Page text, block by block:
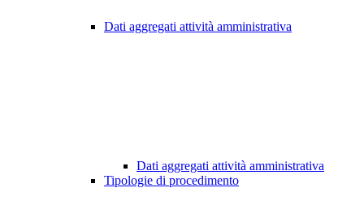
Dati aggregati attività amministrativa
Dati aggregati attività amministrativa
Tipologie di procedimento